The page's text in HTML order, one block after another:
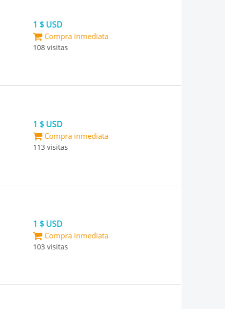
1 $ USD
Compra inmediata
108 visitas
1 $ USD
Compra inmediata
113 visitas
1 $ USD
Compra inmediata
103 visitas